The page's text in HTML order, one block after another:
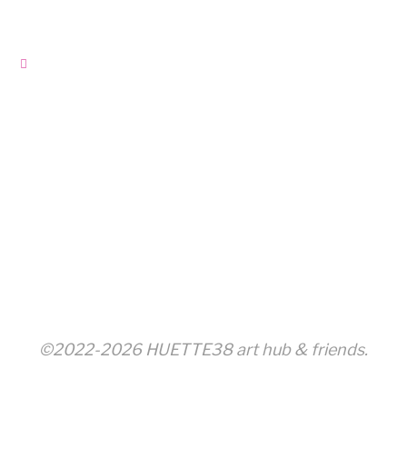
©2022-2026 HUETTE38 art hub & friends.